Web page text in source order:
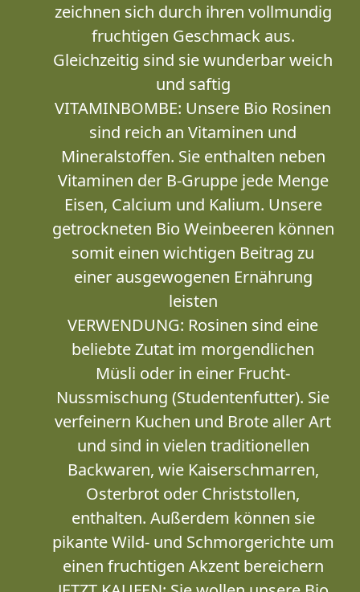
zeichnen sich durch ihren vollmundig
fruchtigen Geschmack aus.
Gleichzeitig sind sie wunderbar weich
und saftig
VITAMINBOMBE: Unsere Bio Rosinen
sind reich an Vitaminen und
Mineralstoffen. Sie enthalten neben
Vitaminen der B-Gruppe jede Menge
Eisen, Calcium und Kalium. Unsere
getrockneten Bio Weinbeeren können
somit einen wichtigen Beitrag zu
einer ausgewogenen Ernährung
leisten
VERWENDUNG: Rosinen sind eine
beliebte Zutat im morgendlichen
Müsli oder in einer Frucht-
Nussmischung (Studentenfutter). Sie
verfeinern Kuchen und Brote aller Art
und sind in vielen traditionellen
Backwaren, wie Kaiserschmarren,
Osterbrot oder Christstollen,
enthalten. Außerdem können sie
pikante Wild- und Schmorgerichte um
einen fruchtigen Akzent bereichern